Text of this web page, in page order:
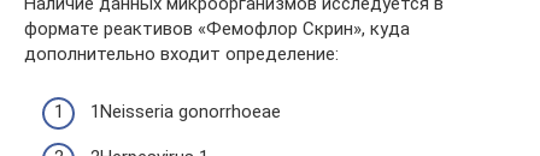
формате реактивов «Фемофлор Скрин», куда
дополнительно входит определение:
1Neisseria gonorrhoeae